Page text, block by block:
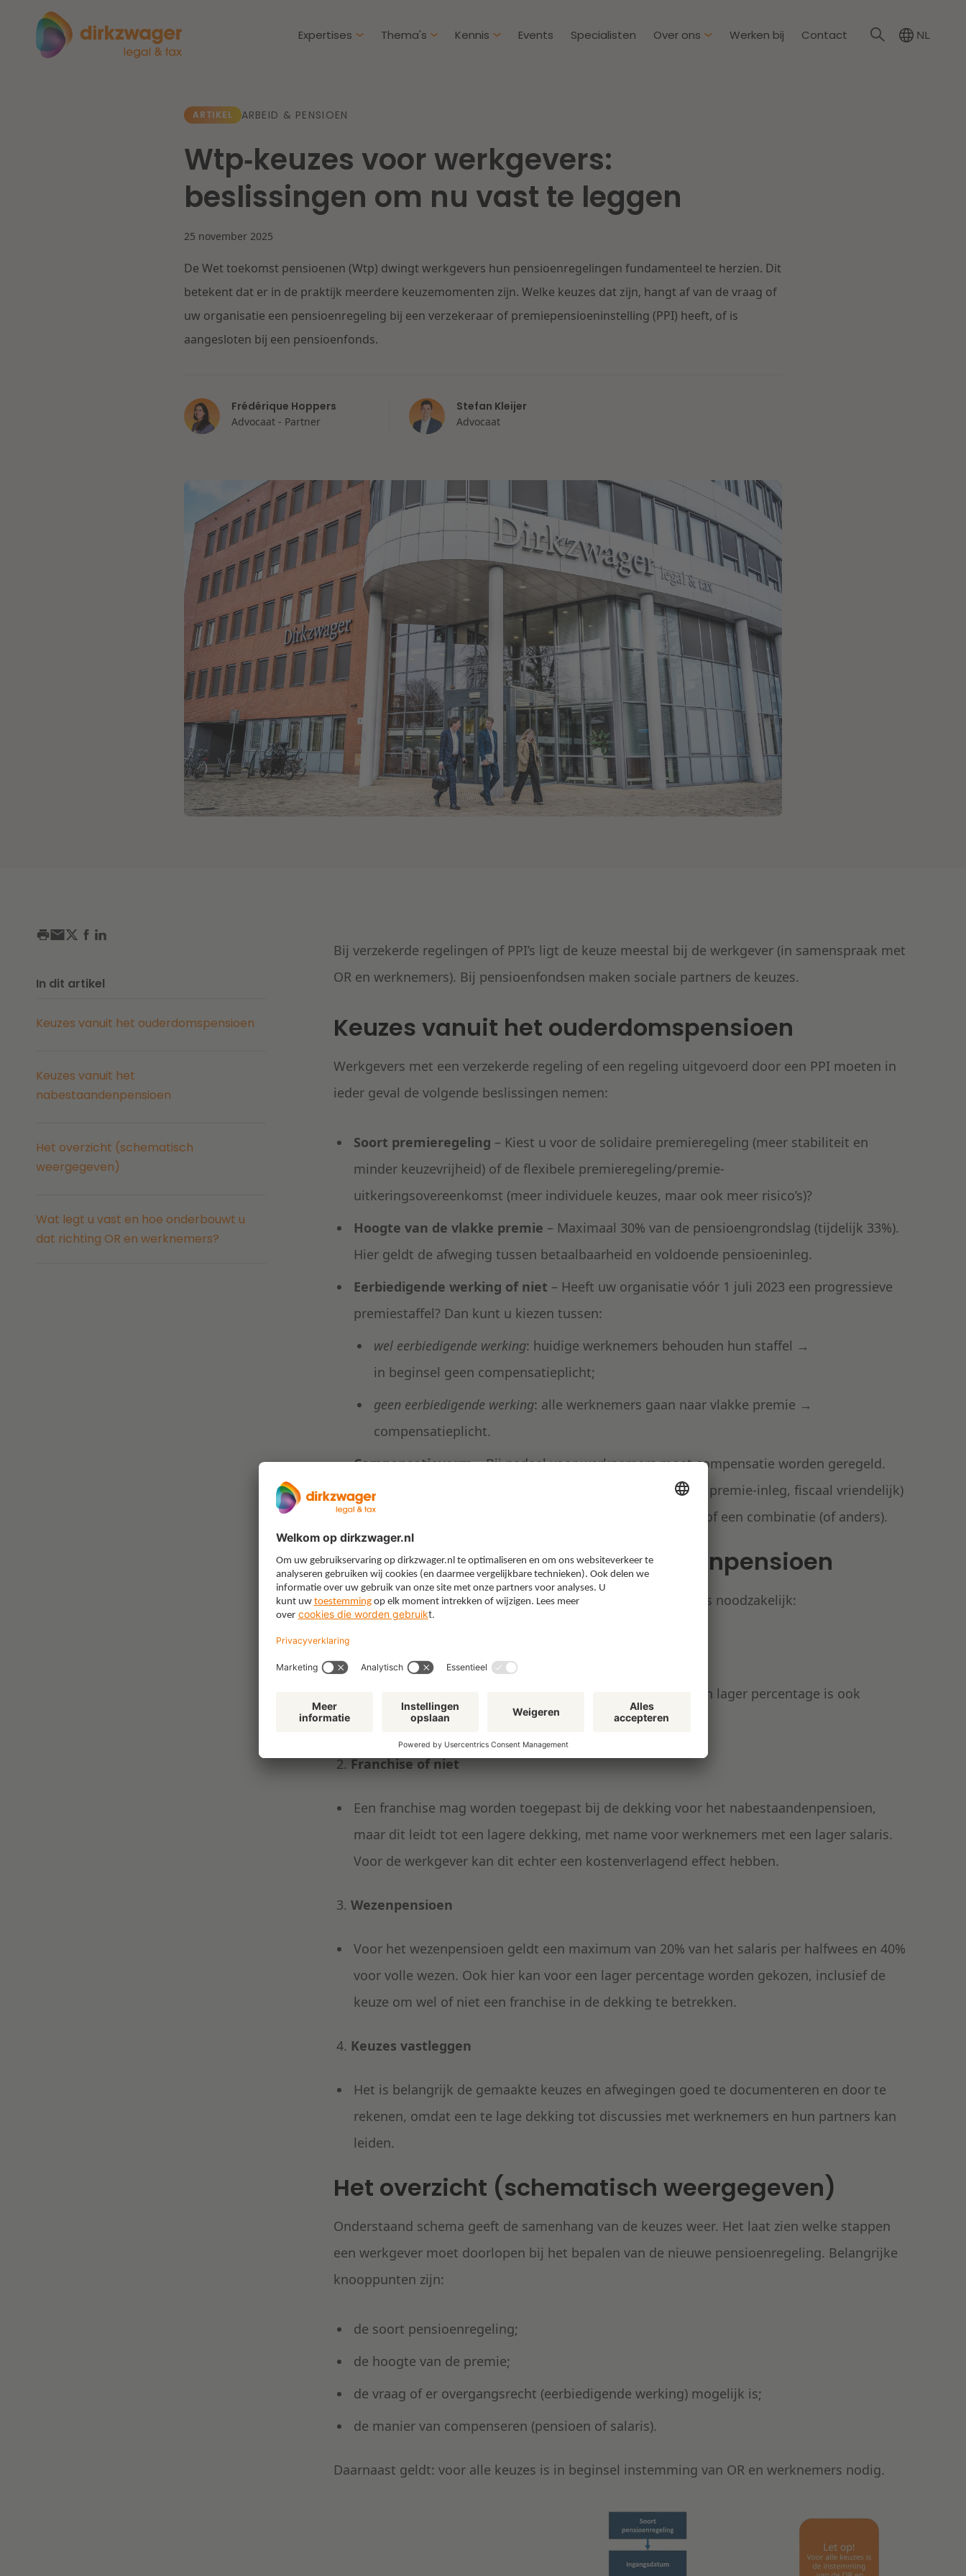
Expertises
IE & Innovatie
Herstructurering & Insolventie
Zorg & Sociaal domein
Vastgoed
Overheid & Omgeving
Aanbesteding & Mededinging
Onderwijs
Thema's
energietransitie
Dichtbij een
toekomstbestendige
zorg
Dichtbij de kansen en
uitdagingen in de
woningbouw
Kennis Events Specialisten Over ons
Nieuws
Werken bij Contact NL
ARTIKEL ARBEID & PENSIOEN
Wtp‑keuzes voor werkgevers:
beslissingen om nu vast te leggen
25 november 2025
De Wet toekomst pensioenen (Wtp) dwingt werkgevers hun pensioenregelingen fundamenteel te herzien. Dit
betekent dat er in de praktijk meerdere keuzemomenten zijn. Welke keuzes dat zijn, hangt af van de vraag of
uw organisatie een pensioenregeling bij een verzekeraar of premiepensioeninstelling (PPI) heeft, of is
aangesloten bij een pensioenfonds.
Frédérique Hoppers
Advocaat - Partner
Stefan Kleijer
Advocaat
In dit artikel
Keuzes vanuit het ouderdomspensioen
Keuzes vanuit het
nabestaandenpensioen
Het overzicht (schematisch
weergegeven)
Wat legt u vast en hoe onderbouwt u
dat richting OR en werknemers?
Bij verzekerde regelingen of PPI’s ligt de keuze meestal bij de werkgever (in samenspraak met
OR en werknemers). Bij pensioenfondsen maken sociale partners de keuzes.
Keuzes vanuit het ouderdomspensioen
Werkgevers met een verzekerde regeling of een regeling uitgevoerd door een PPI moeten in
ieder geval de volgende beslissingen nemen:
Soort premieregeling – Kiest u voor de solidaire premieregeling (meer stabiliteit en
minder keuzevrijheid) of de flexibele premieregeling/premie-
uitkeringsovereenkomst (meer individuele keuzes, maar ook meer risico’s)?
Hoogte van de vlakke premie – Maximaal 30% van de pensioengrondslag (tijdelijk 33%).
Hier geldt de afweging tussen betaalbaarheid en voldoende pensioeninleg.
Eerbiedigende werking of niet – Heeft uw organisatie vóór 1 juli 2023 een progressieve
premiestaffel? Dan kunt u kiezen tussen:
wel eerbiedigende werking: huidige werknemers behouden hun staffel →
in beginsel geen compensatieplicht;
geen eerbiedigende werking: alle werknemers gaan naar vlakke premie →
compensatieplicht.
Compensatievorm– Bij nadeel voor werknemers moet compensatie worden geregeld.
Daarbij kan worden gekozen voor de pensioensfeer (extra premie-inleg, fiscaal vriendelijk)
of de salarissfeer (extra loon, maar niet pensioengevend) of een combinatie (of anders).
Keuzes vanuit het nabestaandenpensioen
Ook op het gebied van het nabestaandenpensioen zijn keuzes noodzakelijk:
U mag maximaal 50% van het salaris verzekeren, maar een lager percentage is ook
toegestaan.
Franchise of niet
Een franchise mag worden toegepast bij de dekking voor het nabestaandenpensioen,
maar dit leidt tot een lagere dekking, met name voor werknemers met een lager salaris.
Voor de werkgever kan dit echter een kostenverlagend effect hebben.
Wezenpensioen
Voor het wezenpensioen geldt een maximum van 20% van het salaris per halfwees en 40%
voor volle wezen. Ook hier kan voor een lager percentage worden gekozen, inclusief de
keuze om wel of niet een franchise in de dekking te betrekken.
Keuzes vastleggen
Het is belangrijk de gemaakte keuzes en afwegingen goed te documenteren en door te
rekenen, omdat een te lage dekking tot discussies met werknemers en hun partners kan
leiden.
Het overzicht (schematisch weergegeven)
Onderstaand schema geeft de samenhang van de keuzes weer. Het laat zien welke stappen
een werkgever moet doorlopen bij het bepalen van de nieuwe pensioenregeling. Belangrijke
knooppunten zijn:
de soort pensioenregeling;
de hoogte van de premie;
de vraag of er overgangsrecht (eerbiedigende werking) mogelijk is;
de manier van compenseren (pensioen of salaris).
Daarnaast geldt: voor alle keuzes is in beginsel instemming van OR en werknemers nodig.